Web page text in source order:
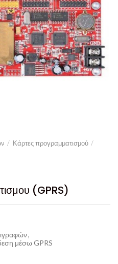
Κάρτες προγραμματισμού
(GPRS)
,
μέσω GPRS